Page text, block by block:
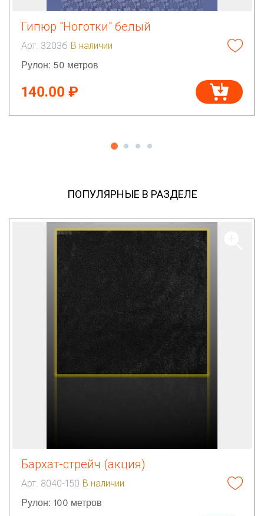
Гипюр "Ноготки" белый
Арт. 3203б В наличии
Рулон: 50 метров
140.00 ₽
ПОПУЛЯРНЫЕ В РАЗДЕЛЕ
Бархат-стрейч (акция)
Арт. 8040-150 В наличии
Рулон: 100 метров